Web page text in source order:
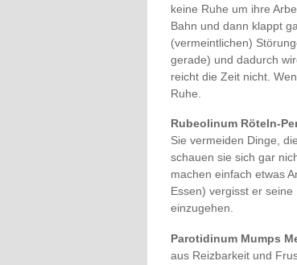
keine Ruhe um ihre
Bahn und dann klappt
(vermeintlichen)
gerade) und dadurch
reicht die Zeit nicht.
Ruhe.
Rubeolinum Röteln-
Sie vermeiden Dinge,
schauen sie sich gar
machen einfach etwas
Essen) vergisst er
einzugehen.
Parotidinum Mumps
aus Reizbarkeit und